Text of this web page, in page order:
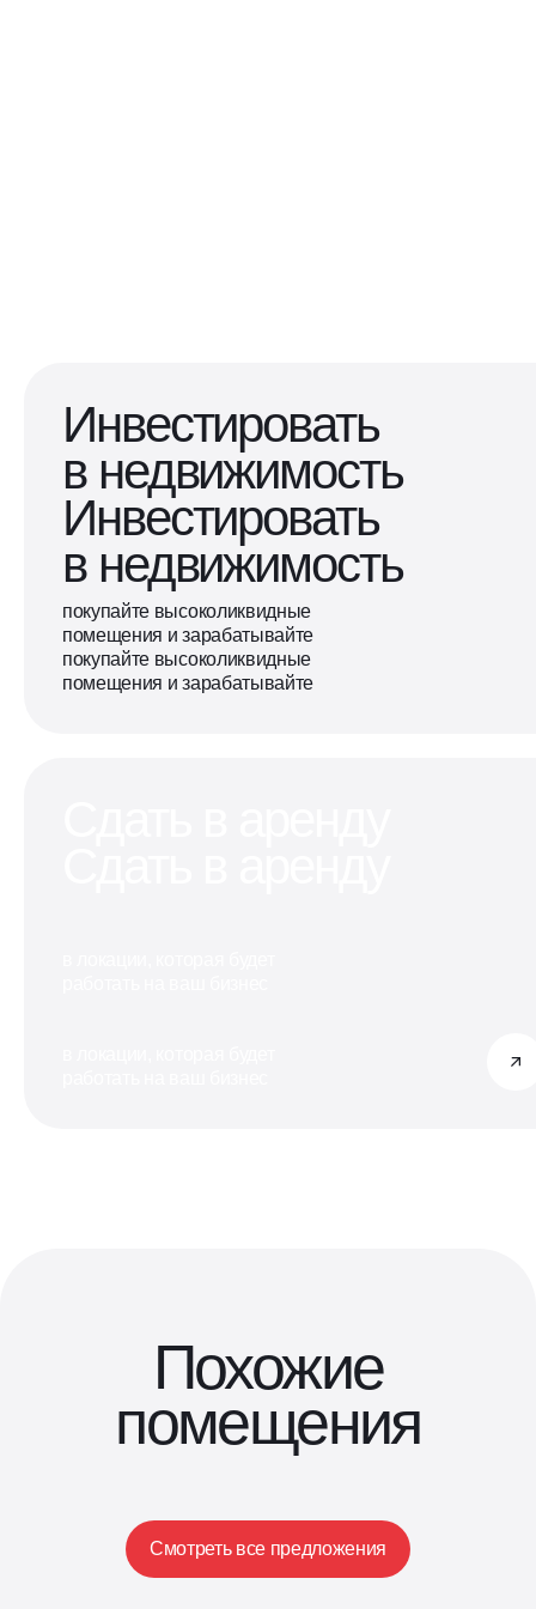
Инвестировать
в недвижимость
Инвестировать
в недвижимость
покупайте высоколиквидные
помещения и зарабатывайте
покупайте высоколиквидные
помещения и зарабатывайте
Похожие
помещения
Смотреть все предложения